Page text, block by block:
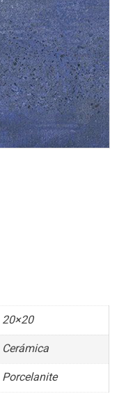
20×20
Cerámica
Porcelanite